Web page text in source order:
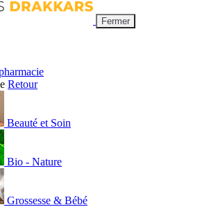
Fermer
Retour
Beauté et Soin
Bio - Nature
Grossesse & Bébé